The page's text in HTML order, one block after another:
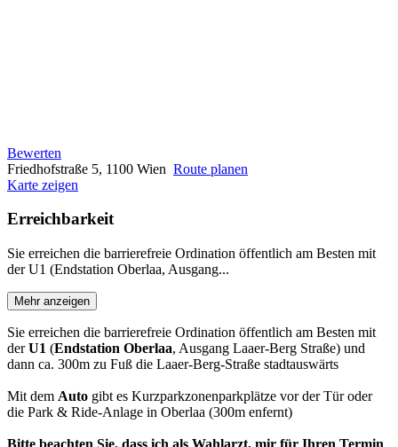
Bewerten
Friedhofstraße 5, 1100 Wien Route planen
Karte zeigen
Erreichbarkeit
Sie erreichen die barrierefreie Ordination öffentlich am Besten mit
der U1 (Endstation Oberlaa, Ausgang...
Mehr anzeigen
Sie erreichen die barrierefreie Ordination öffentlich am Besten mit
derU1 (Endstation Oberlaa, Ausgang Laaer-Berg Straße) und
dann ca. 300m zu Fuß die Laaer-Berg-Straße stadtauswärts
Mit dem Auto gibt es Kurzparkzonenparkplätze vor der Tür oder
die Park & Ride-Anlage in Oberlaa (300m enfernt)
Bitte beachten Sie, dass ich als Wahlarzt, mir für Ihren Termin